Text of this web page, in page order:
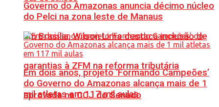
Em Brasília, Wilson Lima destaca inclusão de
garantias à ZFM na reforma tributária
aprovada na CCJ do Senado
Governo do Amazonas anuncia décimo núcleo
do Pelci na zona leste de Manaus
Em dois anos, projeto ‘Formando Campeões’
do Governo do Amazonas alcança mais de 1
mil atletas em 117 mil aulas